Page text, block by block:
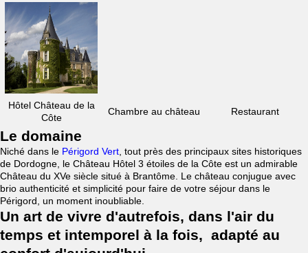
Hôtel Château de la
Côte
Chambre au château Restaurant
Le domaine
Niché dans le Périgord Vert , tout près des principaux sites historiques
de Dordogne, le Château Hôtel 3 étoiles de la Côte est un admirable
Château du XVe siècle situé à Brantôme. Le château conjugue avec
brio authenticité et simplicité pour faire de votre séjour dans le
Périgord, un moment inoubliable.
Un art de vivre d'autrefois, dans l'air du
temps et intemporel à la fois, adapté au